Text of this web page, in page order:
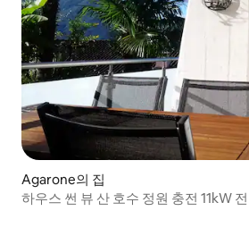
Agarone의 집
하우스 썬 뷰 산 호수 정원 충전 11kW